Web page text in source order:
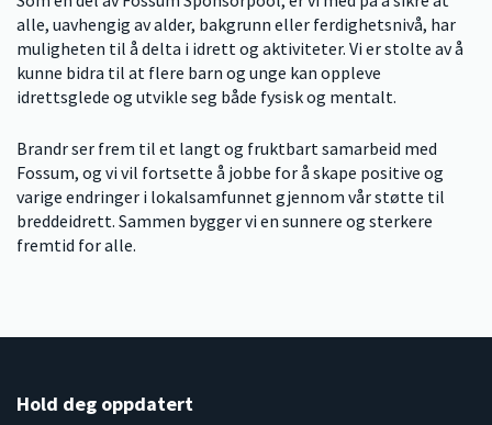
alle, uavhengig av alder, bakgrunn eller ferdighetsnivå, har
muligheten til å delta i idrett og aktiviteter. Vi er stolte av å
kunne bidra til at flere barn og unge kan oppleve
idrettsglede og utvikle seg både fysisk og mentalt.
Brandr ser frem til et langt og fruktbart samarbeid med
Fossum, og vi vil fortsette å jobbe for å skape positive og
varige endringer i lokalsamfunnet gjennom vår støtte til
breddeidrett. Sammen bygger vi en sunnere og sterkere
fremtid for alle.
Hold deg oppdatert